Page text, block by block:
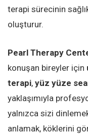
terapi sürecinin
oluşturur.
Pearl Therapy
konuşan bireyler için
terapi, yüz yüze
yaklaşımıyla
yalnızca sizi
anlamak, köklerini